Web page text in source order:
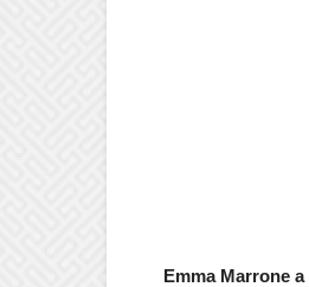
Emma Marrone a